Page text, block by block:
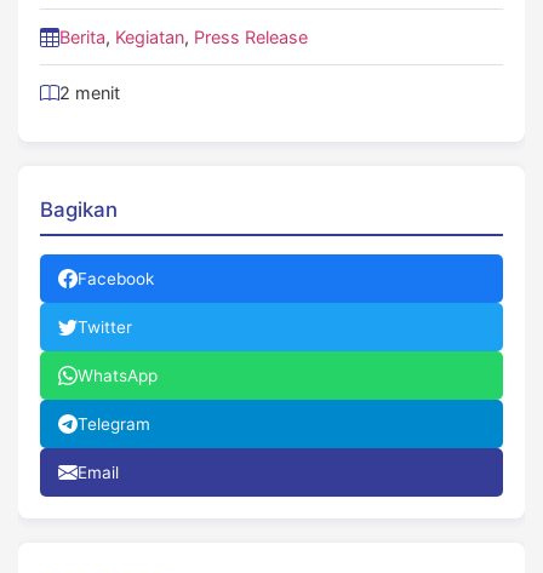
Berita, Kegiatan, Press Release
2 menit
Bagikan
Facebook
Twitter
WhatsApp
Telegram
Email